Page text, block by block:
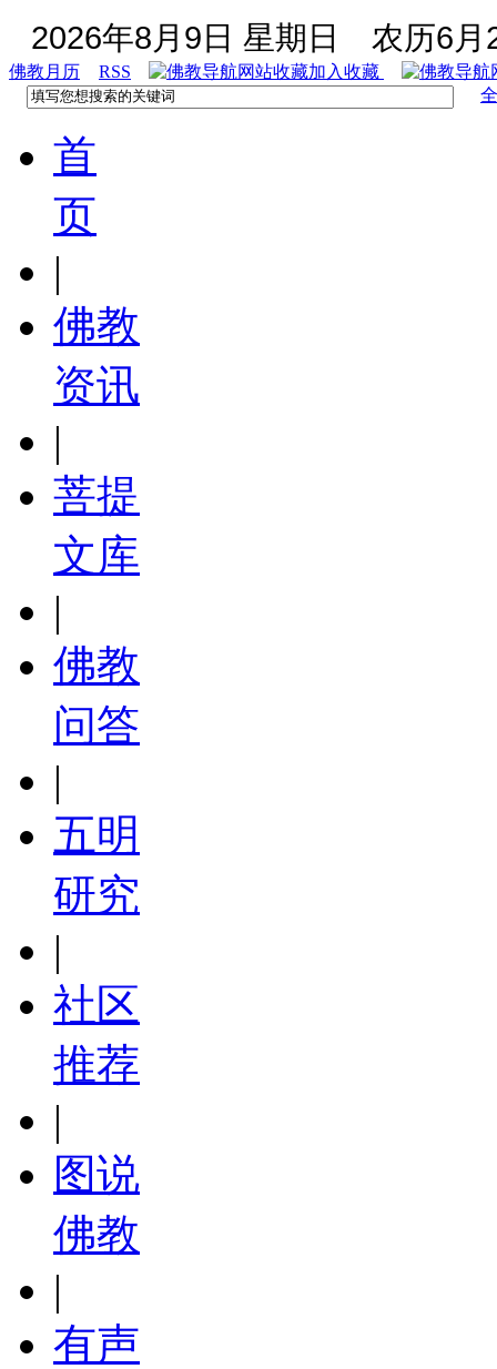
2026年8月9日 星期日 农历6月
佛教月历 RSS
加入收藏
首
页
|
佛教
资讯
|
菩提
文库
|
佛教
问答
|
五明
研究
|
社区
推荐
|
图说
佛教
|
有声